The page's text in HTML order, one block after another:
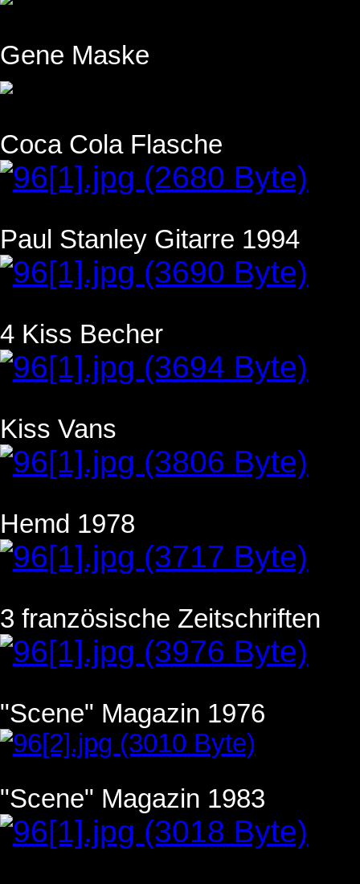
Gene Maske
Coca Cola Flasche
Paul Stanley Gitarre 1994
4 Kiss Becher
Kiss Vans
Hemd 1978
3 französische Zeitschriften
"Scene" Magazin 1976
"Scene" Magazin 1983